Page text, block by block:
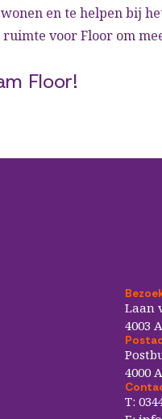
en te helpen bij
voor Floor om
Floor!
Laan
4003
4000
T: